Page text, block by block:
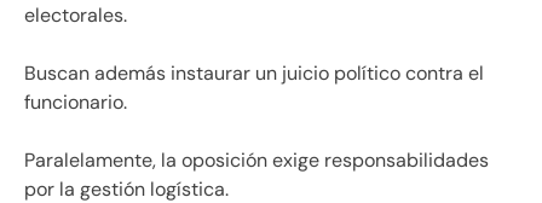
electorales.
Buscan además instaurar un juicio político contra el
funcionario.
Paralelamente, la oposición exige responsabilidades
por la gestión logística.